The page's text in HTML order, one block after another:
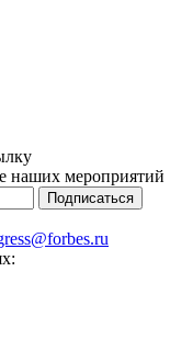
наших мероприятий
Подписаться